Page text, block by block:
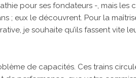
pour ses fondateurs -, mais les
; eux le découvrent. Pour la
je souhaite qu’ils fassent vite
de capacités. Ces trains